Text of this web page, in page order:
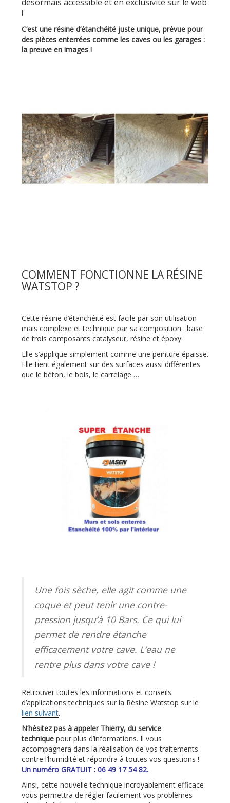
!
C’est une résine d’étanchéité juste unique, prévue pour
des pièces enterrées comme les caves ou les garages :
la preuve en images !
COMMENT FONCTIONNE LA RÉSINE
WATSTOP ?
Cette résine d’étanchéité est facile par son utilisation
mais complexe et technique par sa composition : base
de trois composants catalyseur, résine et époxy.
Elle s’applique simplement comme une peinture épaisse.
Elle tient également sur des surfaces aussi différentes
que le béton, le bois, le carrelage …
Une fois sèche, elle agit comme une
coque et peut tenir une contre-
pression jusqu’à 10 Bars. Ce qui lui
permet de rendre étanche
efficacement votre cave. L’eau ne
rentre plus dans votre cave !
Retrouver toutes les informations et conseils
d’applications techniques sur la Résine Watstop sur le
lien suivant.
N’hésitez pas à appeler Thierry, du service
technique pour plus d’informations. Il vous
accompagnera dans la réalisation de vos traitements
contre l’humidité et répondra à toutes vos questions !
Un numéro GRATUIT : 06 49 17 54 82.
Ainsi, cette nouvelle technique incroyablement efficace
vous permettra de régler facilement vos problèmes